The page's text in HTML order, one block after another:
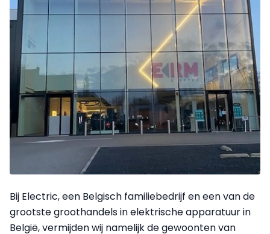
Bij Electric, een Belgisch familiebedrijf en een van de
grootste groothandels in elektrische apparatuur in
België, vermijden wij namelijk de gewoonten van